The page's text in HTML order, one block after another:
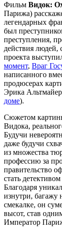
Фильм Видок:
Парижа)
легендарных
был
преступления,
действия людей,
проекта
момент, Враг
написанного
продюсерах
Эрика
доме).
Сюжетом
Видока,
Будучи
даже будучи
из множества
профессию за
правительство
стать
Благодаря
изнутри, багажу
смекалке, он
высот, став
Император